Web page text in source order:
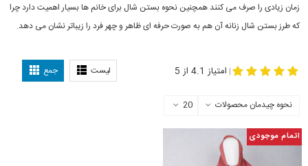
زمان زیادی را صرف می کنند همچنین نحوه بستن شال برای خانم ها بسیار اهمیت دارد چرا
که طرز بستن شال زنانه آن هم به صورت حرفه ای ظاهر و چهر فرد را زیباتر نشان می دهد.
لیست جمع | امتیاز 4.1 از 5
نحوه چیدمان محصولات 20
اتمام موجودی